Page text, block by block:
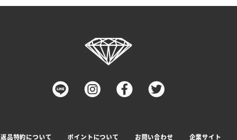
返品特約について ポイントについて お問い合わせ 企業サイト